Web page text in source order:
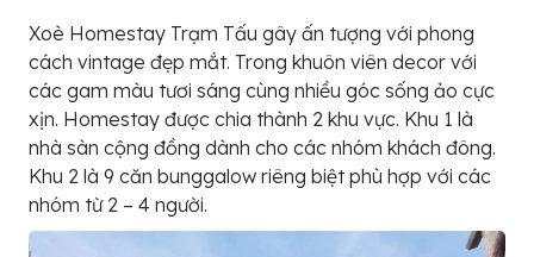
Xoè Homestay Trạm Tấu gây ấn tượng với phong
cách vintage đẹp mắt. Trong khuôn viên decor với
các gam màu tươi sáng cùng nhiều góc sống ảo cực
xịn. Homestay được chia thành 2 khu vực. Khu 1 là
nhà sàn cộng đồng dành cho các nhóm khách đông.
Khu 2 là 9 căn bunggalow riêng biệt phù hợp với các
nhóm từ 2 – 4 người.